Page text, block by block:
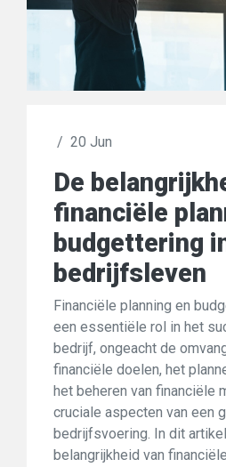
/ 20 Jun
De
financiële
budgettering
bedrijfsleven
Financiële planning en
een essentiële rol in het
bedrijf, ongeacht de
financiële doelen, het
het beheren van financiële
cruciale aspecten van een
bedrijfsvoering. In dit
belangrijkheid van